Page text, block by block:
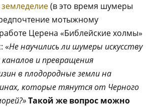
(в это время шумеры
мотыжному
Церена «Библейские холмы»
«Не научились ли шумеры искусству
и превращения
в плодородные земли на
которые тянутся от Черного
Такой же вопрос можно